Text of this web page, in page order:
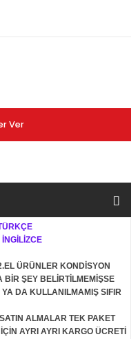
Ver
ÜRÜNLER KONDİSYON
ŞEY BELİRTİLMEMİŞSE
DA KULLANILMAMIŞ SIFIR
ALMALAR TEK PAKET
AYRI AYRI KARGO ÜCRETİ